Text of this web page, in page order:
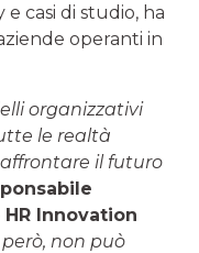
casi di studio, ha
operanti in
organizzativi
le realtà
il futuro
Innovation
non può